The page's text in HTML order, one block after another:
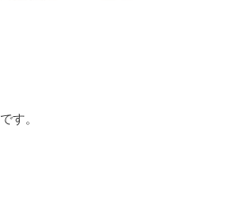
です。